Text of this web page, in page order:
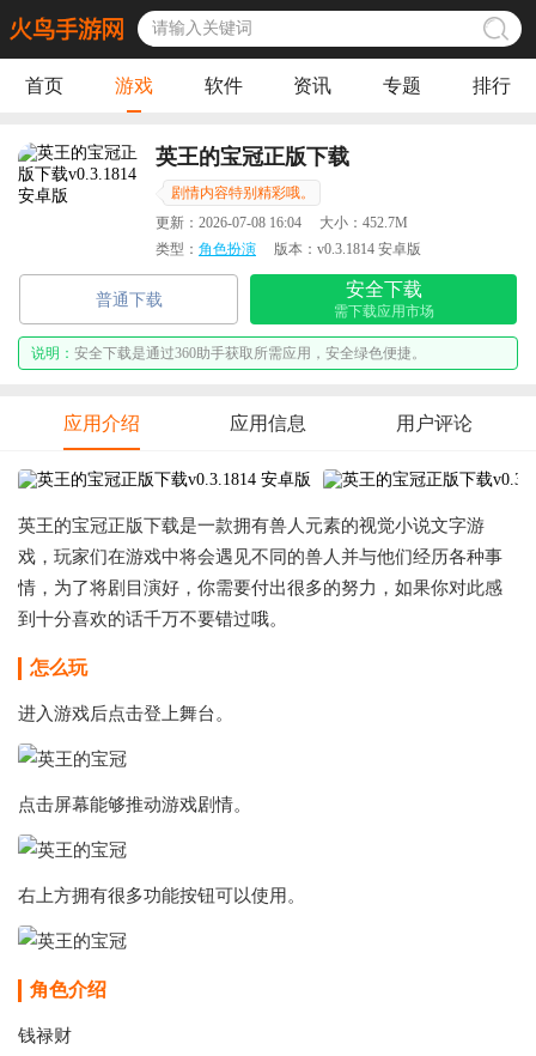
首页 游戏 软件 资讯 专题 排行
英王的宝冠正版下载
剧情内容特别精彩哦。
更新： 2026-07-08 16:04 大小： 452.7M
类型： 角色扮演 版本： v0.3.1814 安卓版
普通下载
安全下载
需下载应用市场
说明： 安全下载是通过360助手获取所需应用，安全绿色便捷。
应用介绍 应用信息 用户评论
英王的宝冠正版下载是一款拥有兽人元素的视觉小说文字游
戏，玩家们在游戏中将会遇见不同的兽人并与他们经历各种事
情，为了将剧目演好，你需要付出很多的努力，如果你对此感
到十分喜欢的话千万不要错过哦。
怎么玩
进入游戏后点击登上舞台。
点击屏幕能够推动游戏剧情。
右上方拥有很多功能按钮可以使用。
角色介绍
钱禄财